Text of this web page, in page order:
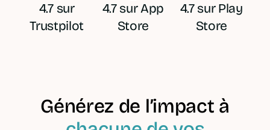
4.7 sur
Trustpilot
4.7 sur App
Store
4.7 sur Play
Store
Générez de l’impact à